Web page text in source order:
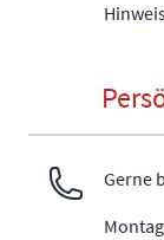
Gerne